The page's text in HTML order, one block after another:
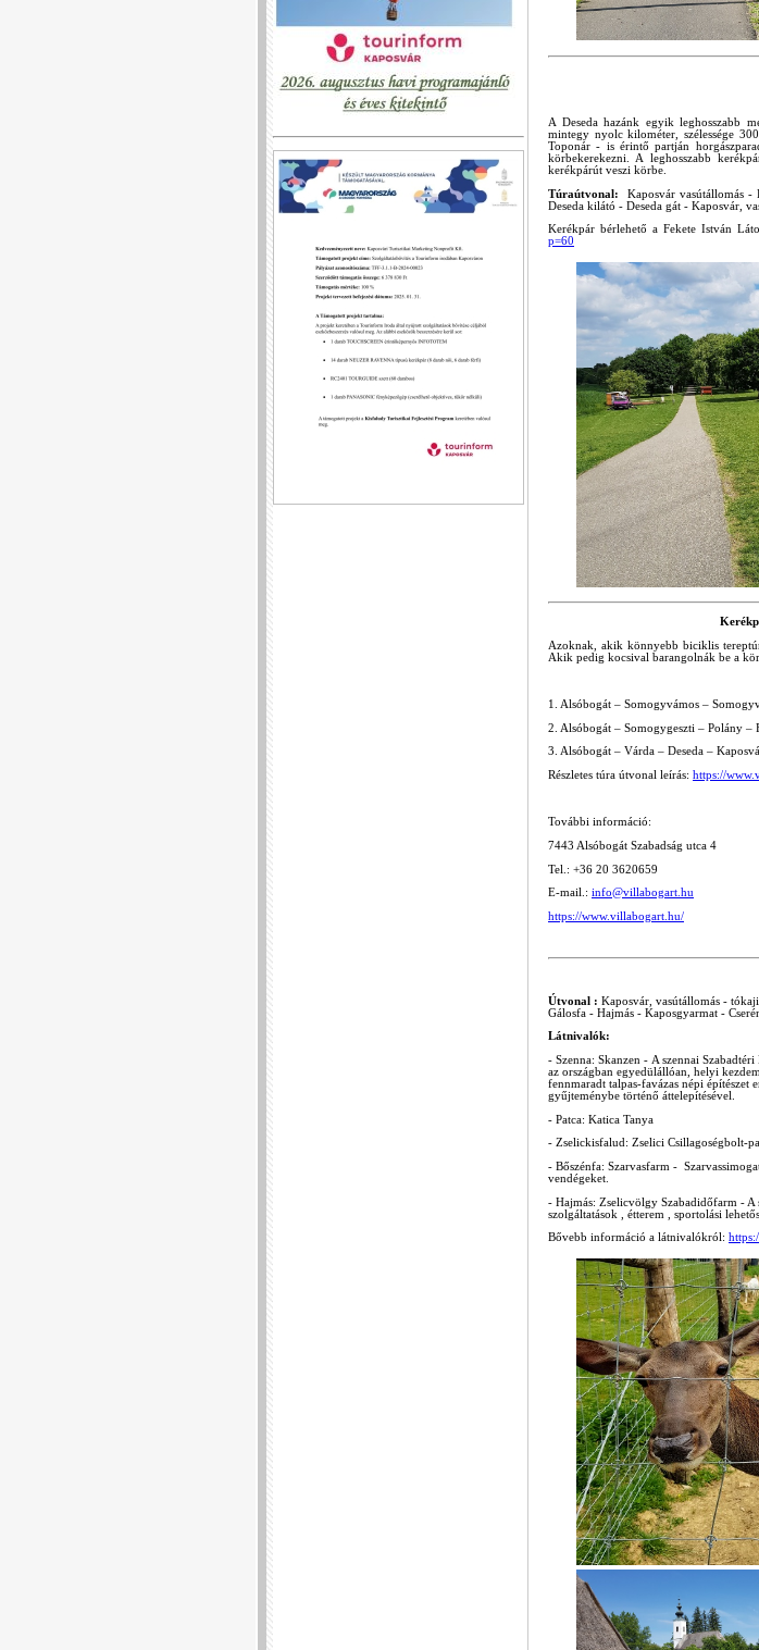
A Deseda hazánk egyik leghosszabb
mintegy nyolc kilométer, szélessége
Toponár - is érintő partján
körbekerekezni. A leghosszabb
kerékpárút veszi körbe.
Túraútvonal: Kaposvár vasútállomás -
Deseda kilátó - Deseda gát - Kaposvár,
Kerékpár bérlehető a Fekete István
p=60
Azoknak, akik könnyebb biciklis
Akik pedig kocsival barangolnák be a
1. Alsóbogát – Somogyvámos –
2. Alsóbogát – Somogygeszti – Polány –
3. Alsóbogát – Várda – Deseda –
Részletes túra útvonal leírás: https://
További információ:
7443 Alsóbogát Szabadság utca 4
Tel.: +36 20 3620659
E-mail.: info@villabogart.hu
https://www.villabogart.hu/
Útvonal : Kaposvár, vasútállomás -
Gálosfa - Hajmás - Kaposgyarmat -
Látnivalók:
- Szenna: Skanzen - A szennai
az országban egyedülállóan, helyi
fennmaradt talpas-favázas népi építészet
gyűjteménybe történő áttelepítésével.
- Patca: Katica Tanya
- Zselickisfalud: Zselici Csillagoségbolt-
- Bőszénfa: Szarvasfarm -
vendégeket.
- Hajmás: Zselicvölgy Szabadidőfarm - A
szolgáltatások , étterem , sportolási
Bővebb információ a látnivalókról: